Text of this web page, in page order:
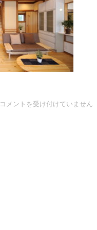
コメントを受け付けていません